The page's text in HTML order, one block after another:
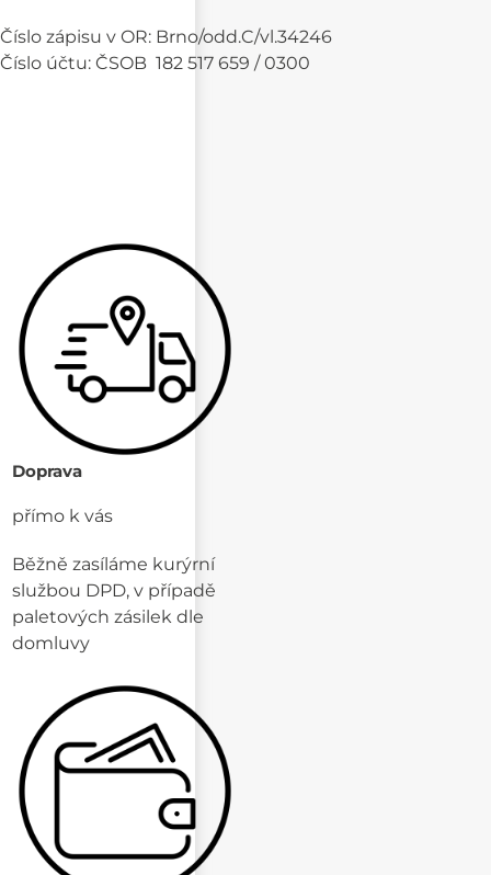
Číslo zápisu v OR: Brno/odd.C/vl.34246
Číslo účtu: ČSOB 182 517 659 / 0300
Doprava
přímo k vás
Běžně zasíláme kurýrní
službou DPD, v případě
paletových zásilek dle
domluvy